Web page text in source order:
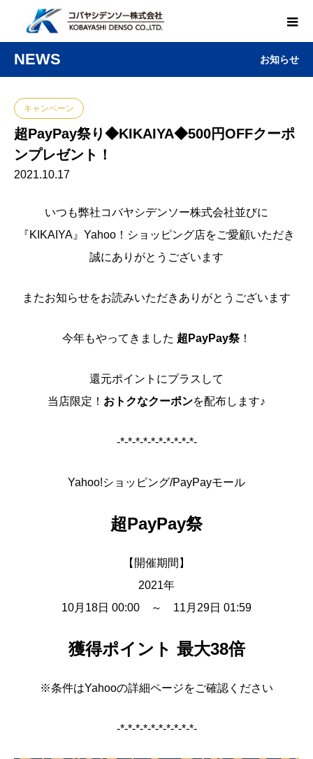
NEWS お知らせ
キャンペーン
超PayPay祭り◆KIKAIYA◆500円OFFクーポ
ンプレゼント！
2021.10.17
いつも弊社コバヤシデンソー株式会社並びに
『KIKAIYA』Yahoo！ショッピング店をご愛顧いただき
誠にありがとうございます
またお知らせをお読みいただきありがとうございます
今年もやってきました 超PayPay祭！
還元ポイントにプラスして
当店限定！ おトクなクーポンを配布します♪
-*-*-*-*-*-*-*-*-*-*-
Yahoo!ショッピング/PayPayモール
超PayPay祭
【開催期間】
2021年
10月18日 00:00 ～ 11月29日 01:59
獲得ポイント 最大38倍
※条件はYahooの詳細ページをご確認ください
-*-*-*-*-*-*-*-*-*-*-